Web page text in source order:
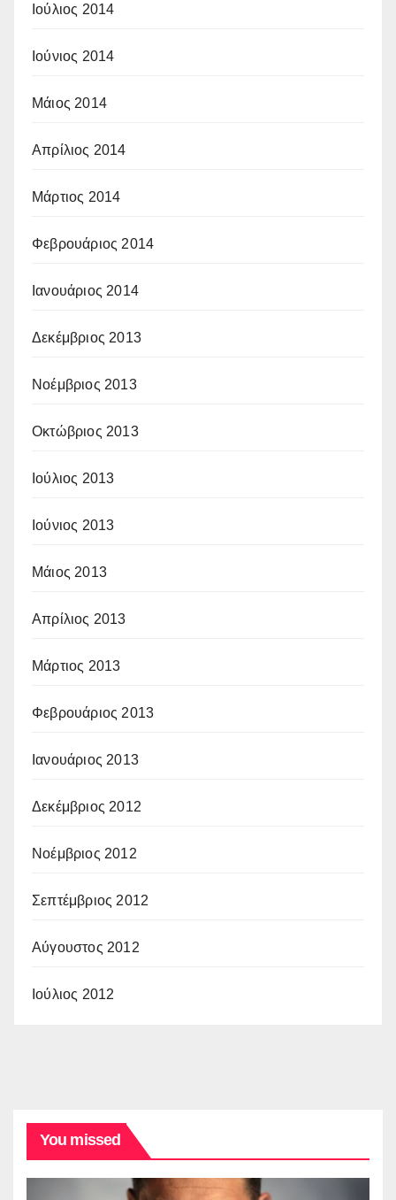
Ιούλιος 2014
Ιούνιος 2014
Μάιος 2014
Απρίλιος 2014
Μάρτιος 2014
Φεβρουάριος 2014
Ιανουάριος 2014
Δεκέμβριος 2013
Νοέμβριος 2013
Οκτώβριος 2013
Ιούλιος 2013
Ιούνιος 2013
Μάιος 2013
Απρίλιος 2013
Μάρτιος 2013
Φεβρουάριος 2013
Ιανουάριος 2013
Δεκέμβριος 2012
Νοέμβριος 2012
Σεπτέμβριος 2012
Αύγουστος 2012
Ιούλιος 2012
You missed